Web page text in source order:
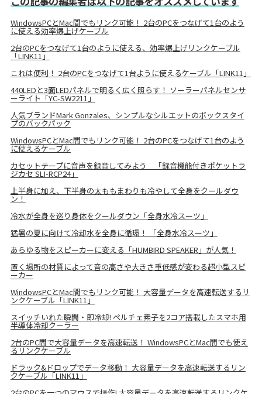
WindowsPCとMac間でもリンク可能！ 2台のPCをつなげて1台のよう
に使える効率爆上げケーブル
2台のPCをつなげて1台のように使える、効率爆上げリンクケーブル
「LINK11」
これは便利！ 2台のPCをつなげて1台ように使えるケーブル「LINK11」
440LEDと3面LEDパネルで明るく広く照らす！ ソーラーパネルセンサ
ーライト「YC-SW2211」
人気ブランドMark Gonzales、シンプルなシルエットのボックスタイ
プのバックパック
WindowsPCとMac間でもリンク可能！ 2台のPCをつなげて1台のよう
に使えるケーブル
カセットテープに音声を録音してみよう 「録音機能付きポケットラ
ジカセ SLI-RCP24」
上半身に加え、下半身の太ももまわりも冷やして全身をクールダウ
ン！
冷水が全身を巡り身体をクールダウン「全身水冷スーツ」
猛暑の夏に向けて冷却水を全身に循環！ 「全身水冷スーツ」
あらゆる物をスピーカーに変える「HUMBIRD SPEAKER」が人気！
置く場所の材質によって音の高さや大きさ重低感が変わる超小型スピ
ーカー
WindowsPCとMac間でもリンク可能！ 大容量データを高速転送するリ
ンクケーブル「LINK11」
スイッチいれた瞬間・即冷却! ペルチェ素子を2コア搭載したスマホ用
半導体冷却クーラー
2台のPC間で大容量データを高速転送！ WindowsPCとMac間でも使え
るリンクケーブル
ドラック&ドロップでデータ移動！ 大容量データを高速転送するリン
クケーブル「LINK11」